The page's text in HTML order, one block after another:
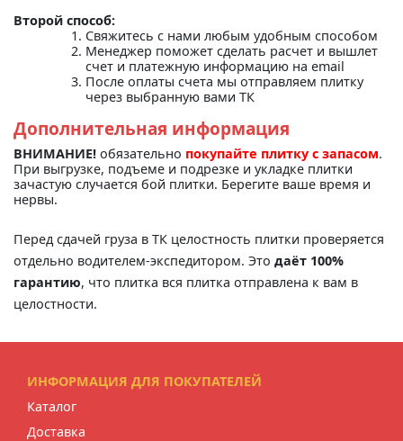
Второй способ:
Свяжитесь с нами любым удобным способом
Менеджер поможет сделать расчет и вышлет
счет и платежную информацию на email
После оплаты счета мы отправляем плитку
через выбранную вами ТК
Дополнительная информация
ВНИМАНИЕ! обязательно покупайте плитку с запасом.
При выгрузке, подъеме и подрезке и укладке плитки
зачастую случается бой плитки. Берегите ваше время и
нервы.
Перед сдачей груза в ТК целостность плитки проверяется
отдельно водителем-экспедитором. Это даёт 100%
гарантию, что плитка вся плитка отправлена к вам в
целостности.
ИНФОРМАЦИЯ ДЛЯ ПОКУПАТЕЛЕЙ
Каталог
Доставка